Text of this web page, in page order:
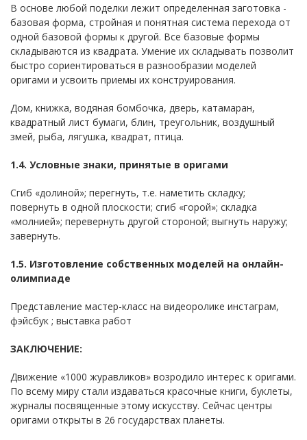
В основе любой поделки лежит определенная заготовка -
базовая форма, стройная и понятная система перехода от
одной базовой формы к другой. Все базовые формы
складываются из квадрата. Умение их складывать позволит
быстро сориентироваться в разнообразии моделей
оригами и усвоить приемы их конструирования.
Дом, книжка, водяная бомбочка, дверь, катамаран,
квадратный лист бумаги, блин, треугольник, воздушный
змей, рыба, лягушка, квадрат, птица.
1.4. Условные знаки, принятые в оригами
Сгиб «долиной»; перегнуть, т.е. наметить складку;
повернуть в одной плоскости; сгиб «горой»; складка
«молнией»; перевернуть другой стороной; выгнуть наружу;
завернуть.
1.5. Изготовление собственных моделей на онлайн-
олимпиаде
Представление мастер-класс на видеоролике инстаграм,
фэйсбук ; выставка работ
ЗАКЛЮЧЕНИЕ:
Движение «1000 журавликов» возродило интерес к оригами.
По всему миру стали издаваться красочные книги, буклеты,
журналы посвященные этому искусству. Сейчас центры
оригами открыты в 26 государствах планеты.